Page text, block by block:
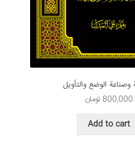
وصناعة الوضع والتأویل
800,000 تومان
Add to cart